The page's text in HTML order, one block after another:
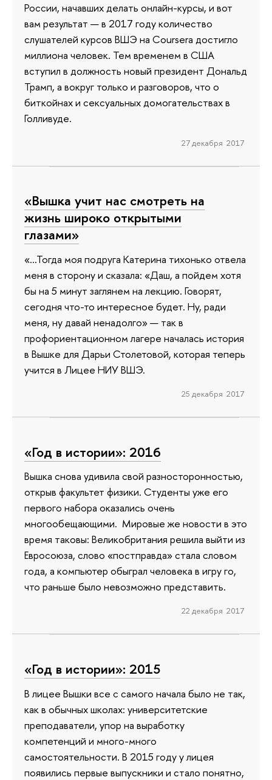
России, начавших делать онлайн-курсы, и вот
вам результат — в 2017 году количество
слушателей курсов ВШЭ на Coursera достигло
миллиона человек. Тем временем в США
вступил в должность новый президент Дональд
Трамп, а вокруг только и разговоров, что о
биткойнах и сексуальных домогательствах в
Голливуде.
27 декабря 2017
«Вышка учит нас смотреть на
жизнь широко открытыми
глазами»
«…Тогда моя подруга Катерина тихонько отвела
меня в сторону и сказала: «Даш, а пойдем хотя
бы на 5 минут заглянем на лекцию. Говорят,
сегодня что-то интересное будет. Ну, ради
меня, ну давай ненадолго» — так в
профориентационном лагере началась история
в Вышке для Дарьи Столетовой, которая теперь
учится в Лицее НИУ ВШЭ.
25 декабря 2017
«Год в истории»: 2016
Вышка снова удивила свой разносторонностью,
открыв факультет физики. Студенты уже его
первого набора оказались очень
многообещающими. Мировые же новости в это
время таковы: Великобритания решила выйти из
Евросоюза, слово «постправда» стала словом
года, а компьютер обыграл человека в игру го,
что раньше было невозможно представить.
22 декабря 2017
«Год в истории»: 2015
В лицее Вышки все с самого начала было не так,
как в обычных школах: университетские
преподаватели, упор на выработку
компетенций и много-много
самостоятельности. В 2015 году у лицея
появились первые выпускники и стало понятно,